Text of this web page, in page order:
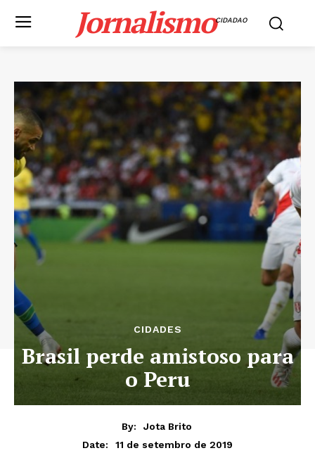
JornalismoCIDADAO
CIDADES
Brasil perde amistoso para
o Peru
By:
Jota Brito
Date:
11 de setembro de 2019